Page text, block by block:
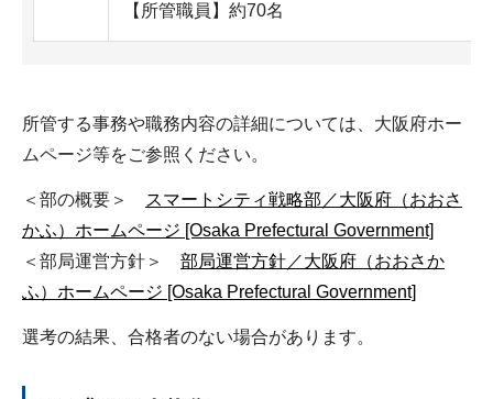
【所管職員】約70名
所管する事務や職務内容の詳細については、大阪府ホー
ムページ等をご参照ください。
＜部の概要＞
スマートシティ戦略部／大阪府（おおさ
かふ）ホームページ [Osaka Prefectural Government]
＜部局運営方針＞ 部局運営方針／大阪府（おおさか
ふ）ホームページ [Osaka Prefectural Government]
選考の結果、合格者のない場合があります。